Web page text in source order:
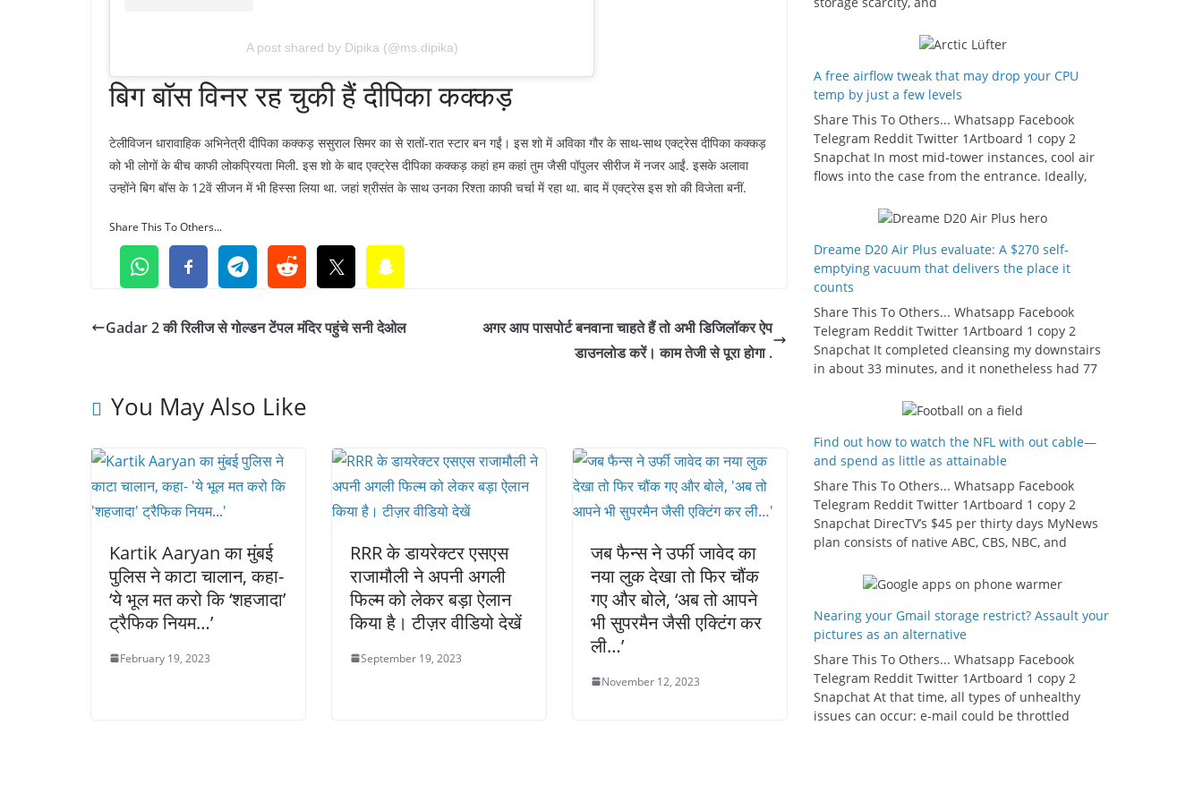
A post shared by Dipika (@ms.dipika)
बिग बॉस विनर रह चुकी हैं दीपिका कक्कड़
टेलीविजन धारावाहिक अभिनेत्री दीपिका कक्कड़ ससुराल सिमर का से रातों-रात स्टार बन गईं। इस शो में अविका गौर के साथ-साथ एक्ट्रेस दीपिका कक्कड़
को भी लोगों के बीच काफी लोकप्रियता मिली. इस शो के बाद एक्ट्रेस दीपिका कक्कड़ कहां हम कहां तुम जैसी पॉपुलर सीरीज में नजर आईं. इसके अलावा
उन्होंने बिग बॉस के 12वें सीजन में भी हिस्सा लिया था. जहां श्रीसंत के साथ उनका रिश्ता काफी चर्चा में रहा था. बाद में एक्ट्रेस इस शो की विजेता बनीं.
Share This To Others...
Gadar 2 की रिलीज से गोल्डन टेंपल मंदिर पहुंचे सनी देओल
अगर आप पासपोर्ट बनवाना चाहते हैं तो अभी डिजिलॉकर ऐप
डाउनलोड करें। काम तेजी से पूरा होगा .
You May Also Like
Kartik Aaryan का मुंबई
पुलिस ने काटा चालान, कहा-
‘ये भूल मत करो कि ‘शहजादा’
ट्रैफिक नियम…’
February 19, 2023
RRR के डायरेक्टर एसएस
राजामौली ने अपनी अगली
फिल्म को लेकर बड़ा ऐलान
किया है। टीज़र वीडियो देखें
September 19, 2023
जब फैन्स ने उर्फी जावेद का
नया लुक देखा तो फिर चौंक
गए और बोले, ‘अब तो आपने
भी सुपरमैन जैसी एक्टिंग कर
ली…’
November 12, 2023
A free airflow tweak that may drop your CPU
temp by just a few levels
Share This To Others... Whatsapp Facebook
Telegram Reddit Twitter 1Artboard 1 copy 2
Snapchat In most mid-tower instances, cool air
flows into the case from the entrance. Ideally,
Dreame D20 Air Plus evaluate: A $270 self-
emptying vacuum that delivers the place it
counts
Share This To Others... Whatsapp Facebook
Telegram Reddit Twitter 1Artboard 1 copy 2
Snapchat It completed cleansing my downstairs
in about 33 minutes, and it nonetheless had 77
Find out how to watch the NFL with out cable—
and spend as little as attainable
Share This To Others... Whatsapp Facebook
Telegram Reddit Twitter 1Artboard 1 copy 2
Snapchat DirecTV’s $45 per thirty days MyNews
plan consists of native ABC, CBS, NBC, and
Nearing your Gmail storage restrict? Assault your
pictures as an alternative
Share This To Others... Whatsapp Facebook
Telegram Reddit Twitter 1Artboard 1 copy 2
Snapchat At that time, all types of unhealthy
issues can occur: e-mail could be throttled